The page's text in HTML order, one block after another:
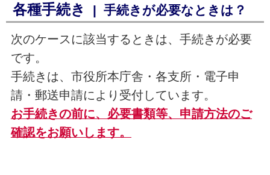
各種手続き | 手続きが必要なときは？
次のケースに該当するときは、手続きが必要
です。
手続きは、市役所本庁舎・各支所・電子申
請・郵送申請により受付しています。
お手続きの前に、必要書類等、申請方法のご
確認をお願いします。